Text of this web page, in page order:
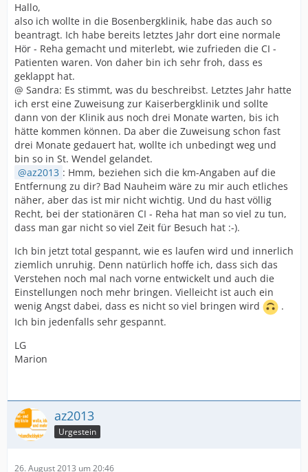
Hallo,
also ich wollte in die Bosenbergklinik, habe das auch so
beantragt. Ich habe bereits letztes Jahr dort eine normale
Hör - Reha gemacht und miterlebt, wie zufrieden die CI -
Patienten waren. Von daher bin ich sehr froh, dass es
geklappt hat.
@ Sandra: Es stimmt, was du beschreibst. Letztes Jahr hatte
ich erst eine Zuweisung zur Kaiserbergklinik und sollte
dann von der Klinik aus noch drei Monate warten, bis ich
hätte kommen können. Da aber die Zuweisung schon fast
drei Monate gedauert hat, wollte ich unbedingt weg und
bin so in St. Wendel gelandet.
az2013 : Hmm, beziehen sich die km-Angaben auf die
Entfernung zu dir? Bad Nauheim wäre zu mir auch etliches
näher, aber das ist mir nicht wichtig. Und du hast völlig
Recht, bei der stationären CI - Reha hat man so viel zu tun,
dass man gar nicht so viel Zeit für Besuch hat :-).
Ich bin jetzt total gespannt, wie es laufen wird und innerlich
ziemlich unruhig. Denn natürlich hoffe ich, dass sich das
Verstehen noch mal nach vorne entwickelt und auch die
Einstellungen noch mehr bringen. Vielleicht ist auch ein
wenig Angst dabei, dass es nicht so viel bringen wird
.
Ich bin jedenfalls sehr gespannt.
LG
Marion
az2013
Urgestein
26. August 2013 um 20:46